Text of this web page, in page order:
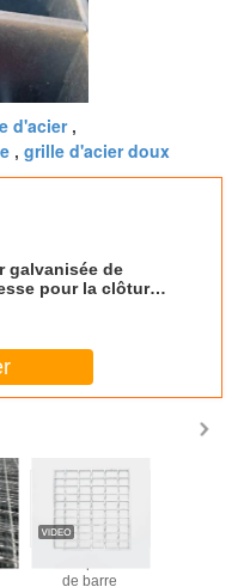
d'acier,
, grille d'acier doux
galvanisée de
pour la clôture
de barre